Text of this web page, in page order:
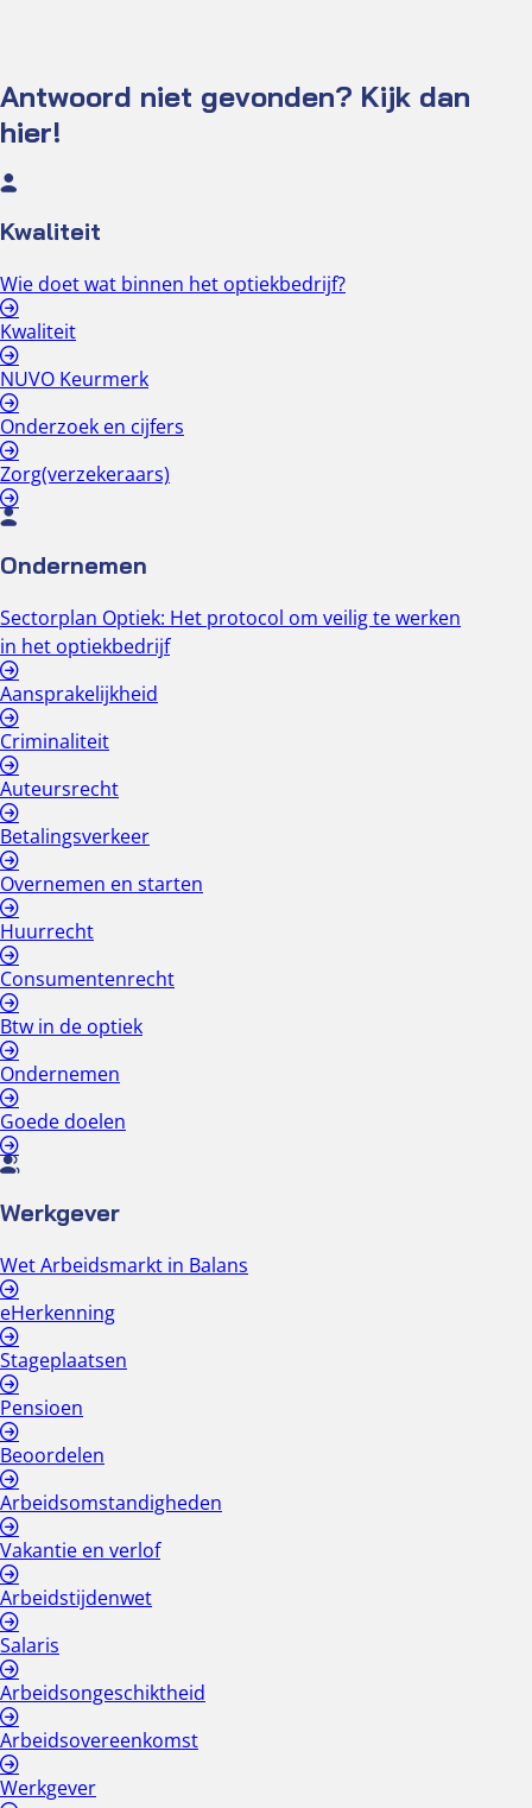
Knipoog-zaal
Tarieven zaalhuur
Catering
Dranken arrangement
Antwoord niet gevonden? Kijk dan
hier!
Kwaliteit
Wie doet wat binnen het optiekbedrijf?
Kwaliteit
NUVO Keurmerk
Onderzoek en cijfers
Zorg(verzekeraars)
Ondernemen
Sectorplan Optiek: Het protocol om veilig te werken
in het optiekbedrijf
Aansprakelijkheid
Criminaliteit
Auteursrecht
Betalingsverkeer
Overnemen en starten
Huurrecht
Consumentenrecht
Btw in de optiek
Ondernemen
Goede doelen
Werkgever
Wet Arbeidsmarkt in Balans
eHerkenning
Stageplaatsen
Pensioen
Beoordelen
Arbeidsomstandigheden
Vakantie en verlof
Arbeidstijdenwet
Salaris
Arbeidsongeschiktheid
Arbeidsovereenkomst
Werkgever